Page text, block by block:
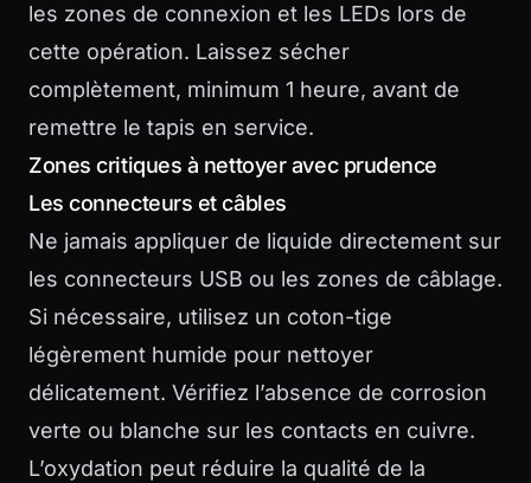
les zones de connexion et les LEDs lors de
cette opération. Laissez sécher
complètement, minimum 1 heure, avant de
remettre le tapis en service.
Zones critiques à nettoyer avec prudence
Les connecteurs et câbles
Ne jamais appliquer de liquide directement sur
les connecteurs USB ou les zones de câblage.
Si nécessaire, utilisez un coton-tige
légèrement humide pour nettoyer
délicatement. Vérifiez l’absence de corrosion
verte ou blanche sur les contacts en cuivre.
L’oxydation peut réduire la qualité de la